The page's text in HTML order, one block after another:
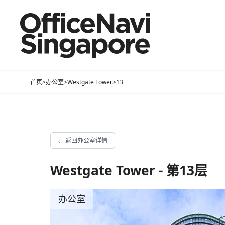
首页>办公室>Westgate Tower>13
← 返回办公室详情
Westgate Tower - 第13层
办公室